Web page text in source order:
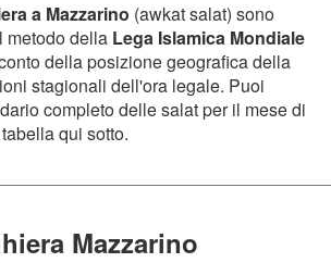
a Mazzarino (awkat salat) sono
metodo della Lega Islamica Mondiale
della posizione geografica della
stagionali dell'ora legale. Puoi
completo delle salat per il mese di
qui sotto.
Mazzarino